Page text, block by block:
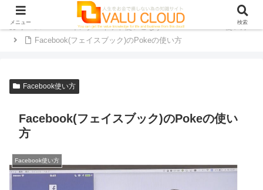
ホーム インターネット使いこなす
Facebook使い方
Facebook(フェイスブック)のPokeの使い方
Facebook使い方
Facebook(フェイスブック)のPokeの使い
方
Facebook使い方
メニュー 検索